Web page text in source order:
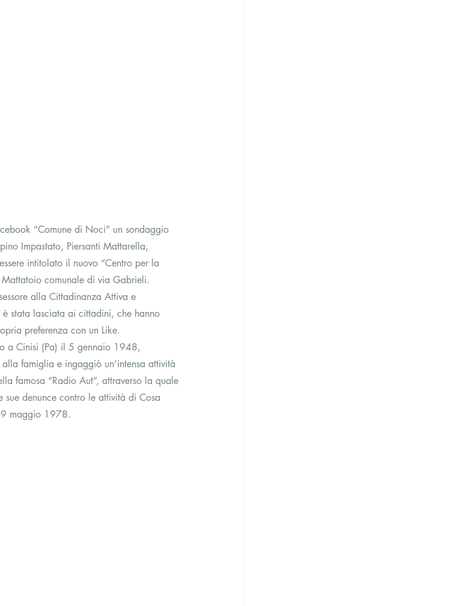
“Comune di Noci” un sondaggio
Impastato, Piersanti Mattarella,
intitolato il nuovo “Centro per la
Mattatoio comunale di via Gabrieli.
alla Cittadinanza Attiva e
è stata lasciata ai cittadini, che hanno
preferenza con un Like.
a Cinisi (Pa) il 5 gennaio 1948,
famiglia e ingaggiò un’intensa attività
famosa “Radio Aut”, attraverso la quale
denunce contro le attività di Cosa
9 maggio 1978.